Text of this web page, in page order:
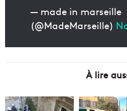
— made in marseille
(@MadeMarseille)
À lire